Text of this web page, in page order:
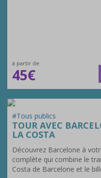
à partir de
45€
#Tous publics
TOUR AVEC
LA COSTA
Découvrez Barcelone à
complète qui combine le
Costa de Barcelone et le